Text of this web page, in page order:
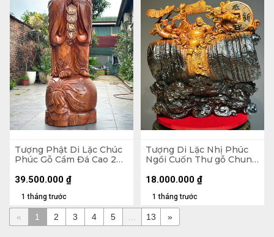
Tượng Phật Di Lặc Chúc
Phúc Gỗ Cẩm Đá Cao 200
1 tháng trước
39.500.000 ₫
Tượng Di Lặc Nhị Phúc
Ngồi Cuốn Thư gỗ Chun
50 Sâu 22 (cm)
1 tháng trước
18.000.000 ₫
« 1 2 3 4 5 13 »